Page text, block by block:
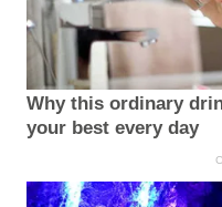
Why this ordinary
your best every day